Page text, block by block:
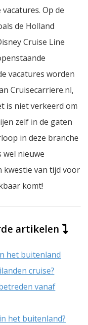
Op de
de Holland
Cruise Line
vacatures worden
Cruisecarriere.nl,
is niet verkeerd om
zelf in de gaten
in deze branche
nieuwe
kwestie van tijd voor
komt!
artikelen
het buitenland
cruise?
vanaf
het buitenland?